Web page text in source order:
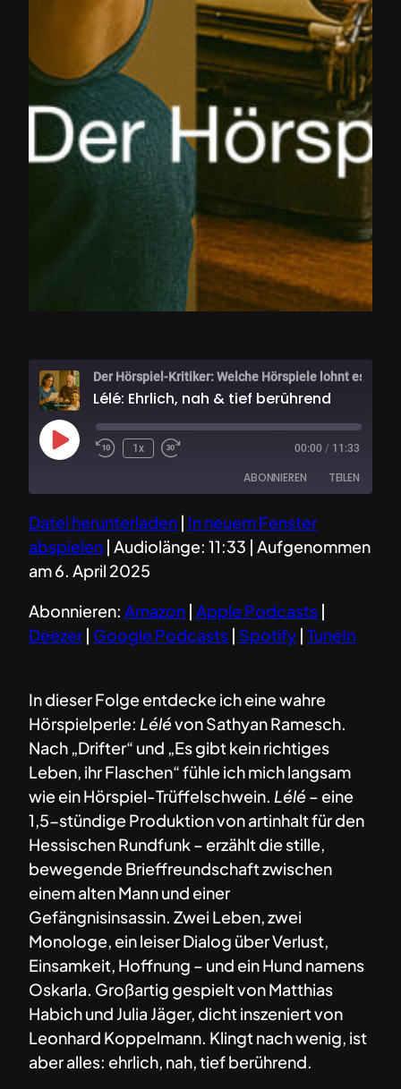
Lélé: Ehrlich, nah & tief berührend
Play
1x 00:00 / 11:33
ABONNIEREN TEILEN
Amazon Apple Podcasts
Deezer Google Podcasts
RSS FEED
TEILEN
LINK
EMBED
Datei herunterladen | In neuem Fenster
abspielen | Audiolänge: 11:33 | Aufgenommen
am 6. April 2025
Abonnieren: Amazon | Apple Podcasts |
Deezer | Google Podcasts | Spotify | TuneIn
In dieser Folge entdecke ich eine wahre
Hörspielperle: Lélévon Sathyan Ramesch.
Nach „Drifter“ und „Es gibt kein richtiges
Leben, ihr Flaschen“ fühle ich mich langsam
wie ein Hörspiel-Trüffelschwein. Lélé– eine
1,5-stündige Produktion von artinhalt für den
Hessischen Rundfunk – erzählt die stille,
bewegende Brieffreundschaft zwischen
einem alten Mann und einer
Gefängnisinsassin. Zwei Leben, zwei
Monologe, ein leiser Dialog über Verlust,
Einsamkeit, Hoffnung – und ein Hund namens
Oskarla. Großartig gespielt von Matthias
Habich und Julia Jäger, dicht inszeniert von
Leonhard Koppelmann. Klingt nach wenig, ist
aber alles: ehrlich, nah, tief berührend.